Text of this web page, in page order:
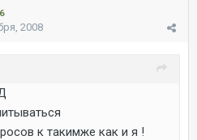
6
2008
к такимже как и я !